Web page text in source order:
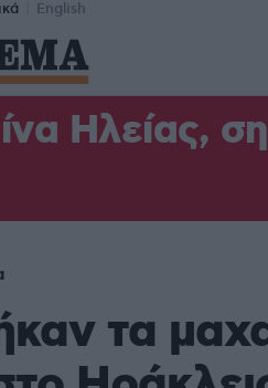
English
Ηλείας,
τα